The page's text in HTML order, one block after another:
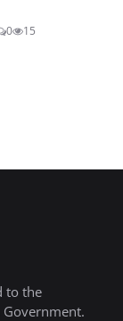
0 15
to the